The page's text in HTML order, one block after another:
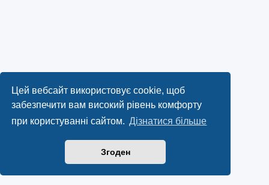
Цей вебсайт використовує cookie, щоб
забезпечити вам високий рівень комфорту
при користуванні сайтом. Дізнатися більше
Згоден